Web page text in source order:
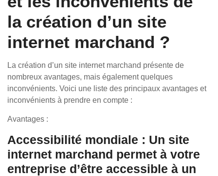
la création d’un site
internet marchand ?
La création d’un site internet marchand présente de
nombreux avantages, mais également quelques
inconvénients. Voici une liste des principaux avantages et
inconvénients à prendre en compte :
Avantages :
Accessibilité mondiale : Un site
internet marchand permet à votre
entreprise d’être accessible à un